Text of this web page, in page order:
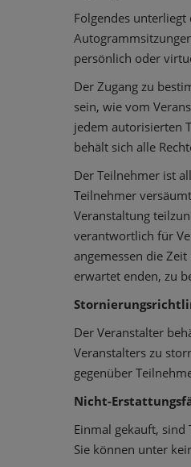
Folgendes
persönlich oder
Der Zugang zu
sein, wie vom
jedem autorisierten
behält sich alle
Der Teilnehmer ist
Teilnehmer
Veranstaltung
verantwortlich für
angemessen die
erwartet enden, zu
Der Veranstalter
Veranstalters zu
gegenüber
Nicht-
Einmal gekauft,
Sie können unter